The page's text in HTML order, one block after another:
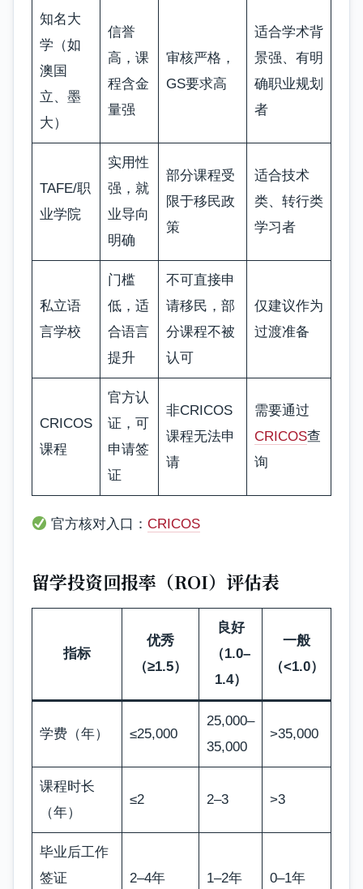
知名大
学（如
澳国
立、墨
大）
信誉
高，课
程含金
量强
审核严格，
GS要求高
适合学术背
景强、有明
确职业规划
者
TAFE/职
业学院
实用性
强，就
业导向
明确
部分课程受
限于移民政
策
适合技术
类、转行类
学习者
私立语
言学校
门槛
低，适
合语言
提升
不可直接申
请移民，部
分课程不被
认可
仅建议作为
过渡准备
CRICOS
课程
官方认
证，可
申请签
证
非CRICOS
课程无法申
请
需要通过
CRICOS查
询
官方核对入口：CRICOS
留学投资回报率（ROI）评估表
指标
优秀
（≥1.5）
良好
（1.0–
1.4）
一般
（<1.0）
学费（年） ≤25,000
25,000–
35,000
>35,000
课程时长
（年）
≤2 2–3 >3
毕业后工作
签证
2–4年 1–2年 0–1年